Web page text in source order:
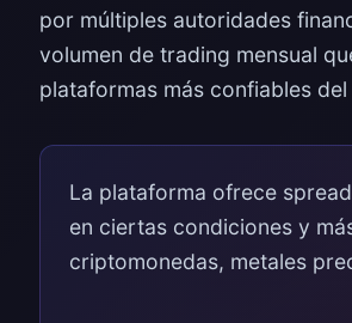
por múltiples autoridades
volumen de trading mensual
plataformas más confiables
La plataforma ofrece
en ciertas condiciones y
criptomonedas, metales